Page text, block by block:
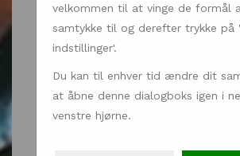
velkommen til at vinge de formål
samtykke til og derefter trykke på
indstillinger'.
Du kan til enhver tid ændre dit
at åbne denne dialogboks igen i
venstre hjørne.